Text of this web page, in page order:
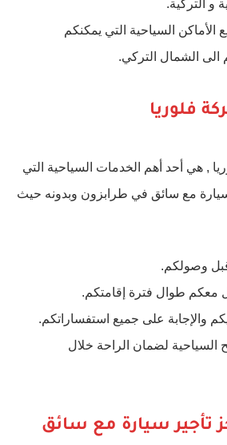
و التركية.
السياحية التي يمكنكم
الى الشمال التركي.
فلوريا
, هي أحد أهم الخدمات السياحية التي
سيارة مع سائق في طرابزون وبدونه حيث
وصولكم.
معكم طوال فترة إقامتكم.
والإجابة على جميع استفساراتكم.
السياحية لضمان الراحة خلال
تأجير سيارة مع سائق